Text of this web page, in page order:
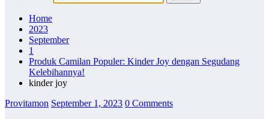
Home
2023
September
1
Produk Camilan Populer: Kinder Joy dengan Segudang
Kelebihannya!
kinder joy
Provitamon September 1, 2023 0 Comments